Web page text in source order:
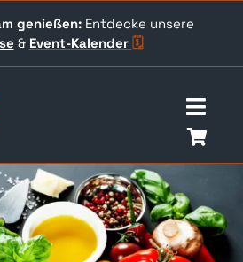
genießen:Entdecke unsere
& Event-Kalender 🗓️